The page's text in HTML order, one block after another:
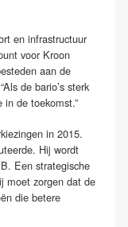
en infrastructuur
voor Kroon
aan de
de bario’s sterk
de toekomst.”
in 2015.
Hij wordt
Een strategische
moet zorgen dat de
die betere